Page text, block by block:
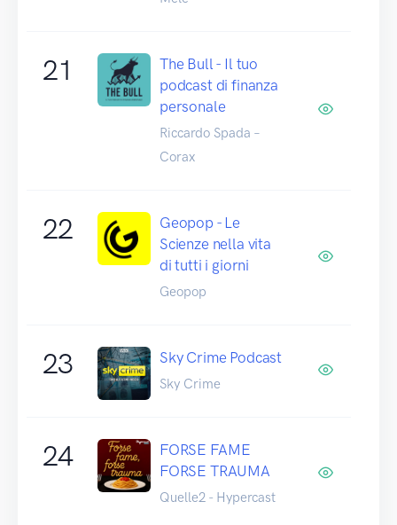
21
The Bull - Il tuo
podcast di finanza
personale
Riccardo Spada –
Corax
22
Geopop - Le
Scienze nella vita
di tutti i giorni
Geopop
23 Sky Crime Podcast
Sky Crime
24
FORSE FAME
FORSE TRAUMA
Quelle2 - Hypercast